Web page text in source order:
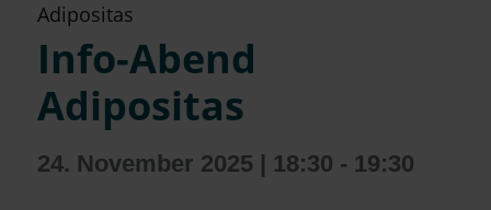
Adipositas
Info-Abend
Adipositas
24. November 2025 | 18:30 - 19:30